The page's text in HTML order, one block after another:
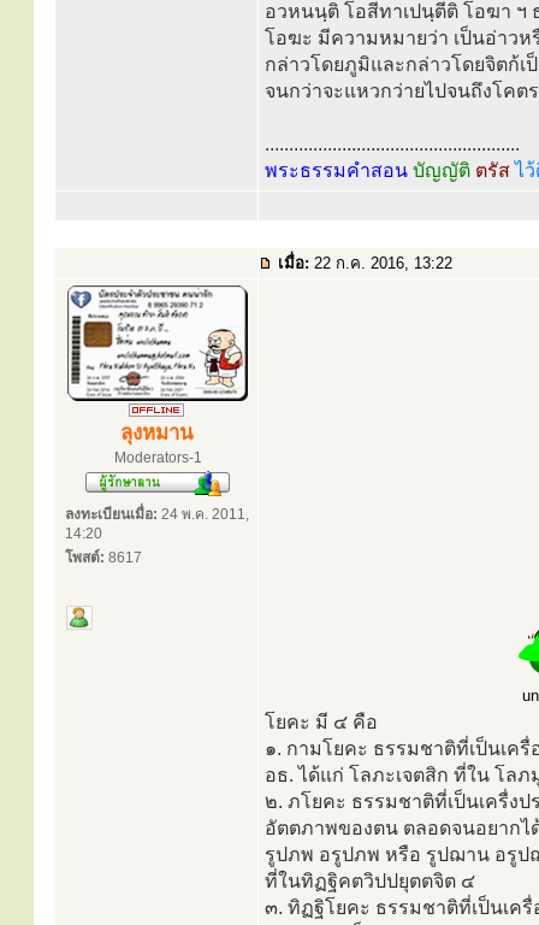
อวหนนฺติ โอสีทาเปนฺตีติ โอฆา ฯ
โอฆะ มีความหมายว่า เป็นอ่าว
กล่าวโดยภูมิและกล่าวโดยจิตก้เ
จนกว่าจะแหวกว่ายไปจนถึงโค
.....................................................
พระธรรมคำสอน บัญญัติ ตรัสไ
เมื่อ: 22 ก.ค. 2016, 13:22
ลุงหมาน
Moderators-1
ลงทะเบียนเมื่อ: 24 พ.ค. 2011,
14:20
โพสต์: 8617
โยคะ มี ๔ คือ
๑. กามโยคะ ธรรมชาติที่เป็นเ
อธ. ได้แก่ โลภะเจตสิก ที่ใน โล
๒. ภโยคะ ธรรมชาติที่เป็นเครื่ง
อัตตภาพของตน ตลอดจนอยากไ
รูปภพ อรูปภพ หรือ รูปฌาน อรูป
ที่ในทิฏฐิคตวิปปยุตตจิต ๔
๓. ทิฏฐิโยคะ ธรรมชาติที่เป็นเค